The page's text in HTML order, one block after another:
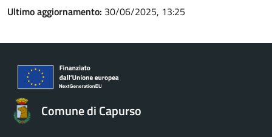
Ultimo aggiornamento: 30/06/2025, 13:25
Comune di Capurso